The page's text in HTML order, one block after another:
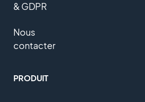
& GDPR
Nous
contacter
PRODUIT